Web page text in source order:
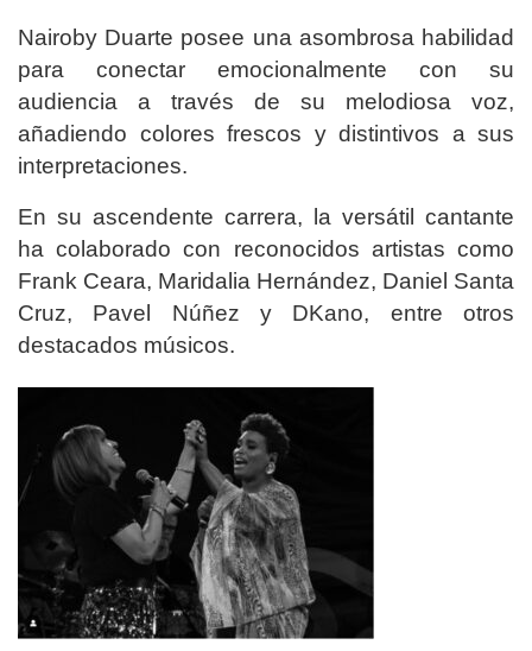
Nairoby Duarte posee una asombrosa habilidad
para conectar emocionalmente con su
audiencia a través de su melodiosa voz,
añadiendo colores frescos y distintivos a sus
interpretaciones.
En su ascendente carrera, la versátil cantante
ha colaborado con reconocidos artistas como
Frank Ceara, Maridalia Hernández, Daniel Santa
Cruz, Pavel Núñez y DKano, entre otros
destacados músicos.